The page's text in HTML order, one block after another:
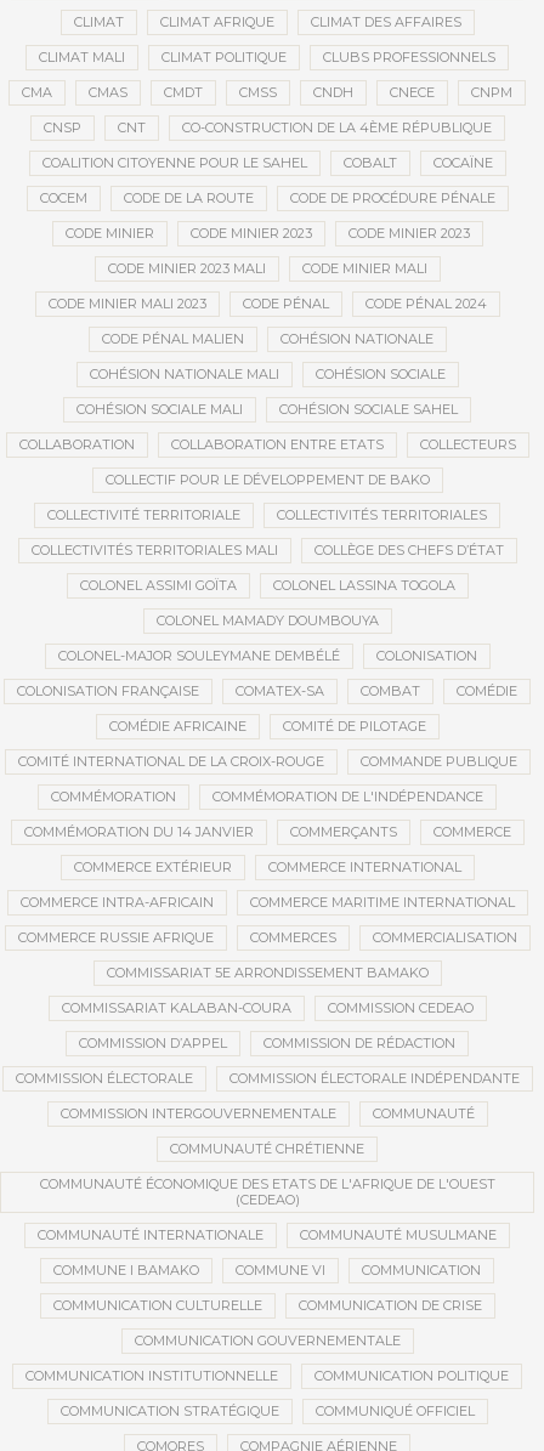
CLIMAT CLIMAT AFRIQUE CLIMAT DES AFFAIRES
CLIMAT MALI CLIMAT POLITIQUE CLUBS PROFESSIONNELS
CMA CMAS CMDT CMSS CNDH CNECE CNPM
CNSP CNT CO-CONSTRUCTION DE LA 4ÈME RÉPUBLIQUE
COALITION CITOYENNE POUR LE SAHEL COBALT COCAÏNE
COCEM CODE DE LA ROUTE CODE DE PROCÉDURE PÉNALE
CODE MINIER CODE MINIER 2023 CODE MINIER 2023
CODE MINIER 2023 MALI CODE MINIER MALI
CODE MINIER MALI 2023 CODE PÉNAL CODE PÉNAL 2024
CODE PÉNAL MALIEN COHÉSION NATIONALE
COHÉSION NATIONALE MALI COHÉSION SOCIALE
COHÉSION SOCIALE MALI COHÉSION SOCIALE SAHEL
COLLABORATION COLLABORATION ENTRE ETATS COLLECTEURS
COLLECTIF POUR LE DÉVELOPPEMENT DE BAKO
COLLECTIVITÉ TERRITORIALE COLLECTIVITÉS TERRITORIALES
COLLECTIVITÉS TERRITORIALES MALI COLLÈGE DES CHEFS D’ÉTAT
COLONEL ASSIMI GOÏTA COLONEL LASSINA TOGOLA
COLONEL MAMADY DOUMBOUYA
COLONEL-MAJOR SOULEYMANE DEMBÉLÉ COLONISATION
COLONISATION FRANÇAISE COMATEX-SA COMBAT COMÉDIE
COMÉDIE AFRICAINE COMITÉ DE PILOTAGE
COMITÉ INTERNATIONAL DE LA CROIX-ROUGE COMMANDE PUBLIQUE
COMMÉMORATION COMMÉMORATION DE L'INDÉPENDANCE
COMMÉMORATION DU 14 JANVIER COMMERÇANTS COMMERCE
COMMERCE EXTÉRIEUR COMMERCE INTERNATIONAL
COMMERCE INTRA-AFRICAIN COMMERCE MARITIME INTERNATIONAL
COMMERCE RUSSIE AFRIQUE COMMERCES COMMERCIALISATION
COMMISSARIAT 5E ARRONDISSEMENT BAMAKO
COMMISSARIAT KALABAN-COURA COMMISSION CEDEAO
COMMISSION D’APPEL COMMISSION DE RÉDACTION
COMMISSION ÉLECTORALE COMMISSION ÉLECTORALE INDÉPENDANTE
COMMISSION INTERGOUVERNEMENTALE COMMUNAUTÉ
COMMUNAUTÉ CHRÉTIENNE
COMMUNAUTÉ ÉCONOMIQUE DES ETATS DE L'AFRIQUE DE L'OUEST
(CEDEAO)
COMMUNAUTÉ INTERNATIONALE COMMUNAUTÉ MUSULMANE
COMMUNE I BAMAKO COMMUNE VI COMMUNICATION
COMMUNICATION CULTURELLE COMMUNICATION DE CRISE
COMMUNICATION GOUVERNEMENTALE
COMMUNICATION INSTITUTIONNELLE COMMUNICATION POLITIQUE
COMMUNICATION STRATÉGIQUE COMMUNIQUÉ OFFICIEL
COMORES COMPAGNIE AÉRIENNE